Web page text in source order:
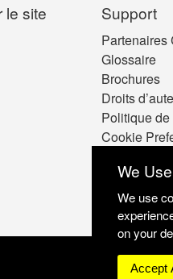
le site Support
Partenaires
Glossaire
Brochures
Droits
Politique
Cookie
We
We use
on your
Accept